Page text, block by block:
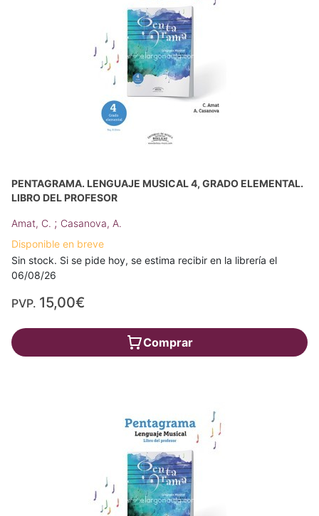
PENTAGRAMA. LENGUAJE MUSICAL 4, GRADO ELEMENTAL.
LIBRO DEL PROFESOR
Amat, C. ; Casanova, A.
Disponible en breve
Sin stock. Si se pide hoy, se estima recibir en la librería el
06/08/26
PVP. 15,00€
Comprar